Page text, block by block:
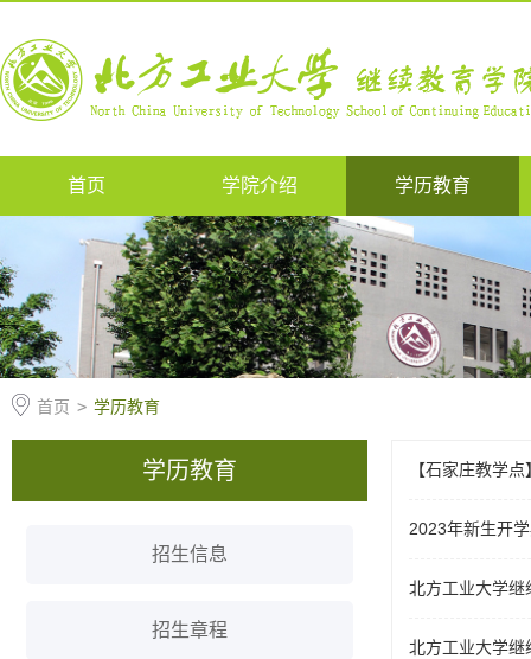
首页 学院介绍 学历教育
首页 > 学历教育
学历教育
招生信息
招生章程
【石家庄教学
2023年新生开
北方工业大学
北方工业大学